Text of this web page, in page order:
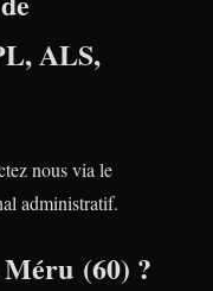
ALS,
nous via le
administratif.
Méru (60) ?